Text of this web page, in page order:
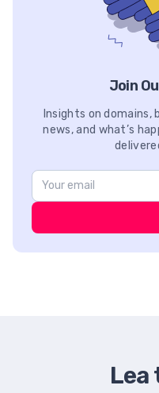
Join
Insights on
news, and what’s
Lea